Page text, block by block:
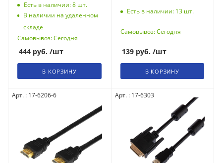
Есть в наличии: 8 шт.
В наличии на удаленном
складе
Самовывоз: Сегодня
444 руб. /шт
В КОРЗИНУ
Есть в наличии: 13шт.
Самовывоз: Сегодня
139руб. /шт
В КОРЗИНУ
Арт. : 17-6206-6 Арт. : 17-6303